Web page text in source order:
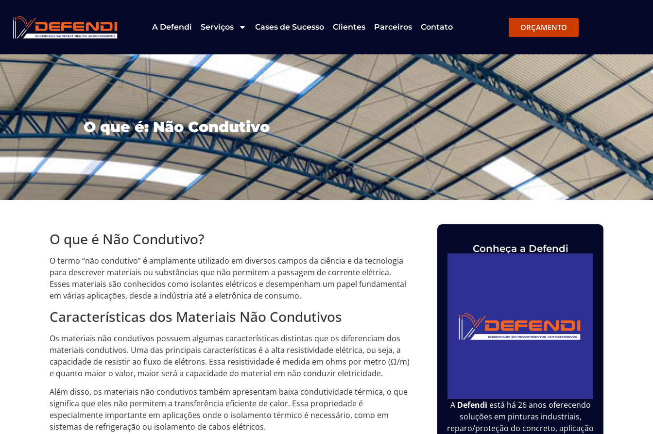
A Defendi Serviços Cases de Sucesso Clientes Parceiros Contato ORÇAMENTO
O que é: Não Condutivo
O que é Não Condutivo?
O termo “não condutivo” é amplamente utilizado em diversos campos da ciência e da tecnologia
para descrever materiais ou substâncias que não permitem a passagem de corrente elétrica.
Esses materiais são conhecidos como isolantes elétricos e desempenham um papel fundamental
em várias aplicações, desde a indústria até a eletrônica de consumo.
Características dos Materiais Não Condutivos
Os materiais não condutivos possuem algumas características distintas que os diferenciam dos
materiais condutivos. Uma das principais características é a alta resistividade elétrica, ou seja, a
capacidade de resistir ao fluxo de elétrons. Essa resistividade é medida em ohms por metro (Ω/m)
e quanto maior o valor, maior será a capacidade do material em não conduzir eletricidade.
Além disso, os materiais não condutivos também apresentam baixa condutividade térmica, o que
significa que eles não permitem a transferência eficiente de calor. Essa propriedade é
especialmente importante em aplicações onde o isolamento térmico é necessário, como em
sistemas de refrigeração ou isolamento de cabos elétricos.
Conheça a Defendi
A Defendi está há 26 anos oferecendo
soluções em pinturas industriais,
reparo/proteção do concreto, aplicação